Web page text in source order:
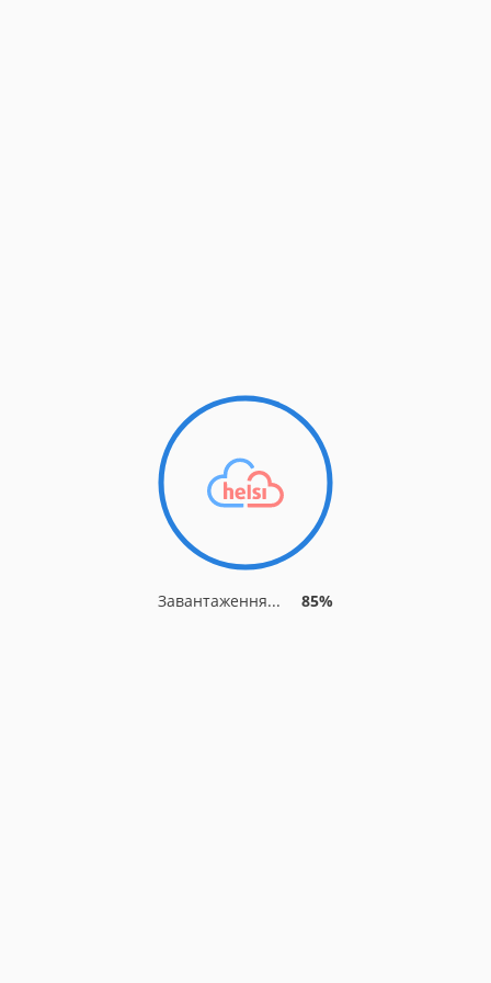
Завантаження... 85%